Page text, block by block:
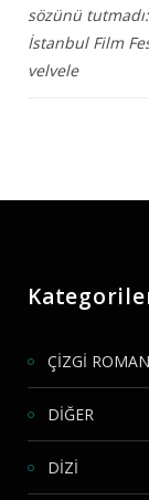
sözünü
İstanbul Film
velvele
ÇİZGİ ROMAN
DİĞER
DİZİ